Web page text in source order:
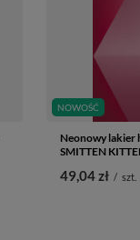
NOWOŚĆ
Neonowy lakier
SMITTEN
49,04 zł / szt.